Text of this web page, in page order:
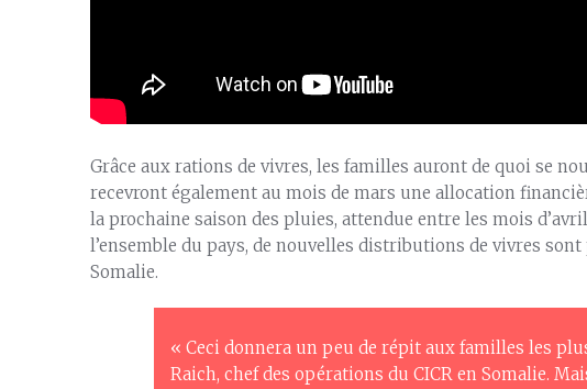
Grâce aux rations de vivres, les familles auront de quoi se
recevront également au mois de mars une allocation
la prochaine saison des pluies, attendue entre les mois
l’ensemble du pays, de nouvelles distributions de vivres
Somalie.
« Ceci donnera un peu de répit aux familles les
Raich, chef des opérations du CICR en Somalie.